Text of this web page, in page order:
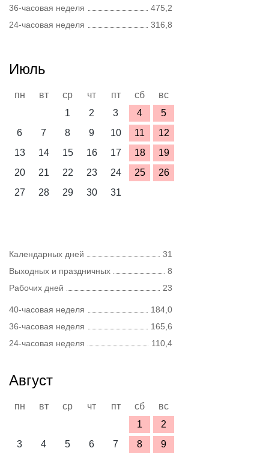
36-часовая неделя
475,2
24-часовая неделя
316,8
Июль
пн вт ср чт пт сб
вс
1
2 3 4
5
6
7 8 9 10 11
12
13
14 15 16 17 18
19
20
21 22 23 24 25
26
27
28 29 30 31
Календарных дней
31
Выходных и праздничных
8
Рабочих дней
23
40-часовая неделя
184,0
36-часовая неделя
165,6
24-часовая неделя
110,4
Август
пн вт ср чт пт сб
вс
1
2
3
4 5 6 7 8
9